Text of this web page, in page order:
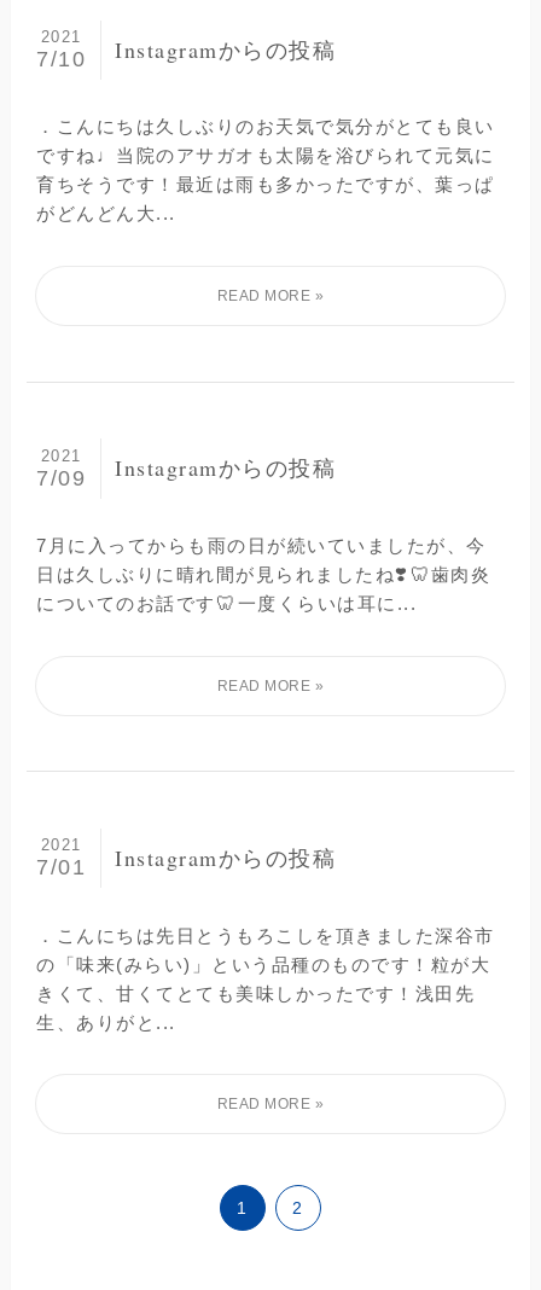
Instagramからの投稿
2021
7/10
．こんにちは️久しぶりのお天気で気分がとても良い
ですね♩当院のアサガオも太陽を浴びられて元気に
育ちそうです！最近は雨も多かったですが、葉っぱ
がどんどん大...
Instagramからの投稿
2021
7/09
7月に入ってからも雨の日が続いていましたが、今
日は久しぶりに晴れ間が見られましたね❣️⁡🦷歯肉炎
についてのお話です🦷⁡一度くらいは耳に...
Instagramからの投稿
2021
7/01
．こんにちは️先日とうもろこしを頂きました深谷市
の「味来(みらい)」という品種のものです！粒が大
きくて、甘くてとても美味しかったです！浅田先
生、ありがと...
1 2